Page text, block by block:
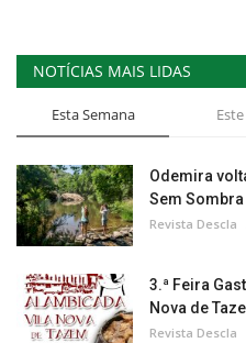
NOTÍCIAS MAIS LIDAS
Esta Semana
Odemira
Sem Sombra
Revista Descla
3.ª Feira
Nova de
Revista Descla